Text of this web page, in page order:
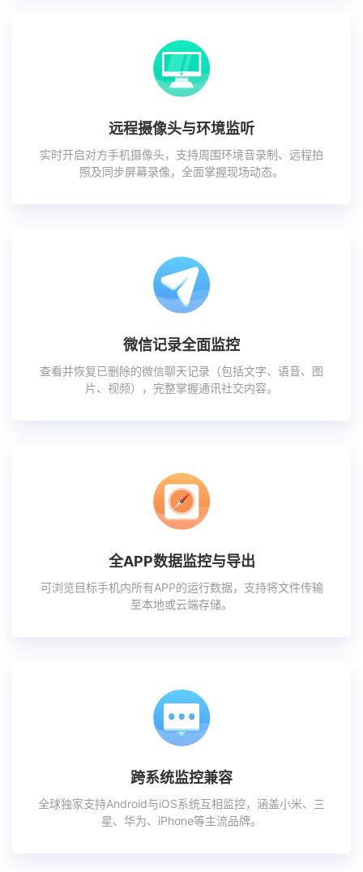
远程摄像头与环境监听
实时开启对方手机摄像头，支持周围环境音录制、远程拍
照及同步屏幕录像，全面掌握现场动态。
微信记录全面监控
查看并恢复已删除的微信聊天记录（包括文字、语音、图
片、视频），完整掌握通讯社交内容。
全APP数据监控与导出
可浏览目标手机内所有APP的运行数据，支持将文件传输
至本地或云端存储。
跨系统监控兼容
全球独家支持Android与iOS系统互相监控，涵盖小米、三
星、华为、iPhone等主流品牌。